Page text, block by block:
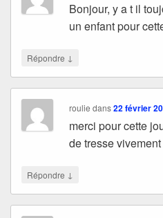
Bonjour, y a t il
un enfant pour
Répondre ↓
roulie dans22 février
merci pour cette
de tresse
Répondre ↓